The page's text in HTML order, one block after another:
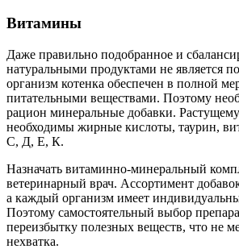
Витамины
Даже правильно подобранное и
натуральными продуктами не является
организм котенка обеспечен в полной
питательными веществами. Поэтому
рацион минеральные добавки.
необходимы жирные кислоты, таурин,
С, Д, Е, К.
Назначать витаминно-минеральный
ветеринарный врач. Ассортимент
а каждый организм имеет
Поэтому самостоятельный выбор
переизбытку полезных веществ, что не
нехватка.